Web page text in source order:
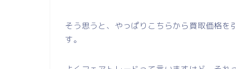
そう思うと、やっぱりこちらから買取価格を
す。